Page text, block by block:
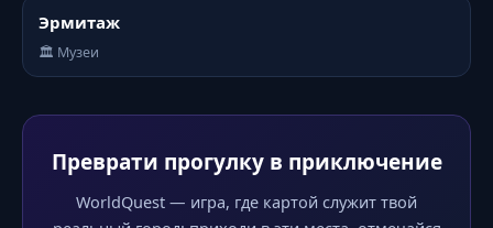
Эрмитаж
🏛️ Музеи
Преврати прогулку в приключение
WorldQuest — игра, где картой служит твой